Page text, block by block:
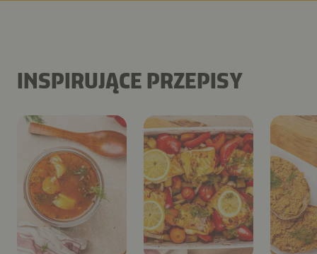
INSPIRUJĄCE PRZEPISY